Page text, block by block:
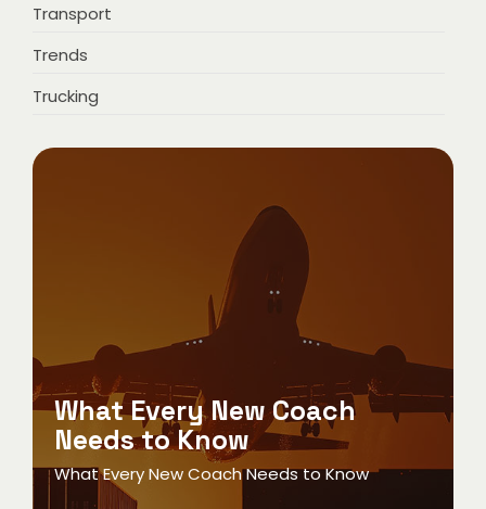
Transport
Trends
Trucking
What Every New Coach
Needs to Know
What Every New Coach Needs to Know